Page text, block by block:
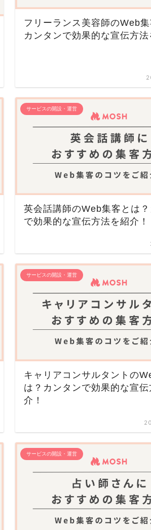
フリーランス美容師のWeb集
カンタンで効果的な宣伝方法
サービスの開設・運営
英会話講師のWeb集客とは
で効果的な宣伝方法を紹介！
サービスの開設・運営
キャリアコンサルタントの
は？カンタンで効果的な宣伝
介！
サービスの開設・運営